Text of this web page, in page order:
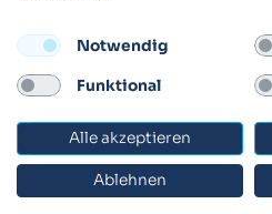
FOLLOW
© 2026 Vitalograph
Notwendig
Funktional
Alle akzeptieren
Ablehnen